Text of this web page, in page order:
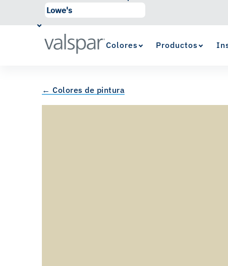
Colores Productos
← Colores de pintura